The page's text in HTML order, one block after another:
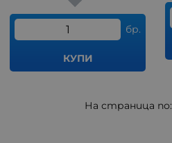
бр.
КУПИ
На страница по: